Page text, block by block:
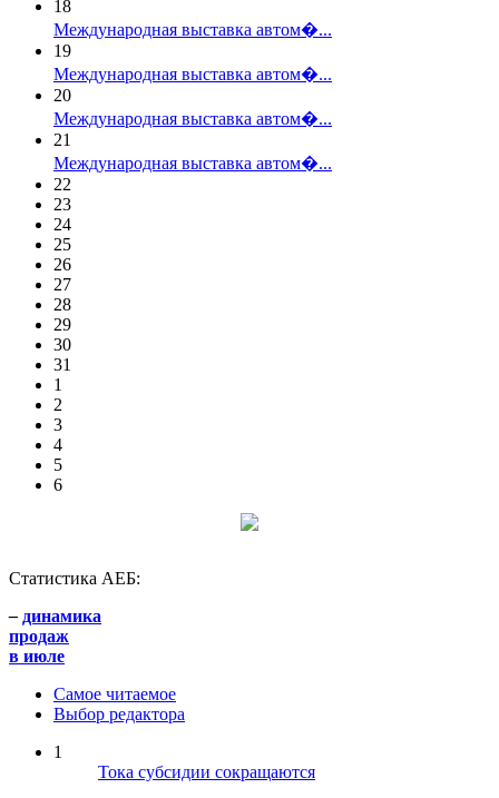
18
Международная выставка автом�...
19
Международная выставка автом�...
20
Международная выставка автом�...
21
Международная выставка автом�...
22
23
24
25
26
27
28
29
30
31
1
2
3
4
5
6
Статистика АЕБ:
– динамика
продаж
в июле
Самое читаемое
Выбор редактора
1
Тока субсидии сокращаются